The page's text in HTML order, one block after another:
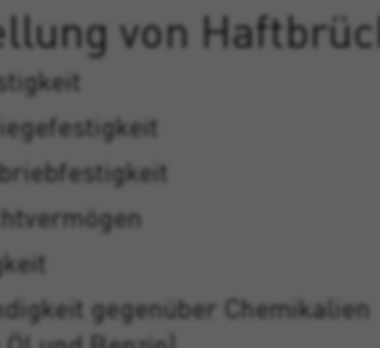
von
gegenüber Chemikalien